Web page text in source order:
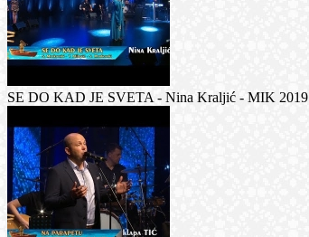
SE DO KAD JE SVETA - Nina Kraljić - MIK 2019